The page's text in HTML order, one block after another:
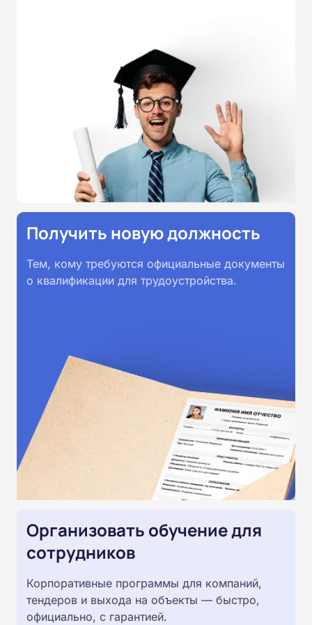
Получить новую должность
Тем, кому требуются официальные документы
о квалификации для трудоустройства.
Организовать обучение для
сотрудников
Корпоративные программы для компаний,
тендеров и выхода на объекты — быстро,
официально, с гарантией.